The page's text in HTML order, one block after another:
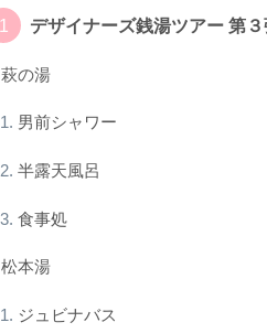
デザイナーズ銭湯ツアー 第
萩の湯
男前シャワー
半露天風呂
食事処
松本湯
ジュビナバス